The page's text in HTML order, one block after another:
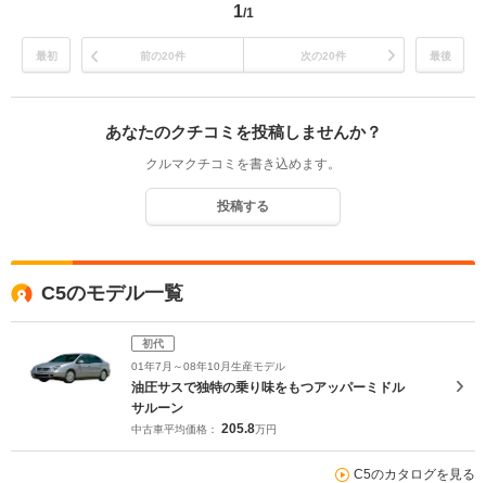
1/1
最初 前の20件 次の20件 最後
あなたのクチコミを投稿しませんか？
クルマクチコミを書き込めます。
投稿する
C5のモデル一覧
初代
01年7月～08年10月生産モデル
油圧サスで独特の乗り味をもつアッパーミドル
サルーン
中古車平均価格： 205.8万円
C5のカタログを見る